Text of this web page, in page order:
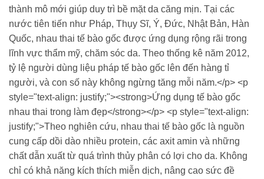
thành mô mới giúp duy trì bề mặt da căng mịn. Tại các
nước tiên tiến như Pháp, Thụy Sĩ, Ý, Đức, Nhật Bản, Hàn
Quốc, nhau thai tế bào gốc được ứng dụng rộng rãi trong
lĩnh vực thẩm mỹ, chăm sóc da. Theo thống kê năm 2012,
tỷ lệ người dùng liệu pháp tế bào gốc lên đến hàng tỉ
người, và con số này không ngừng tăng mỗi năm.</p> <p
style="text-align: justify;"><strong>Ứng dụng tế bào gốc
nhau thai trong làm đẹp</strong></p> <p style="text-align:
justify;">Theo nghiên cứu, nhau thai tế bào gốc là nguồn
cung cấp dồi dào nhiều protein, các axit amin và những
chất dẫn xuất từ quá trình thủy phân có lợi cho da. Không
chỉ có khả năng kích thích miễn dịch, nâng cao sức đề